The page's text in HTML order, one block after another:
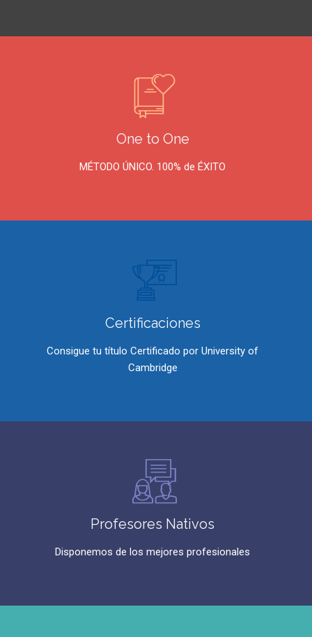
One to One
MÉTODO ÚNICO. 100% de ÉXITO
Certificaciones
Consigue tu título Certificado por University of
Cambridge
Profesores Nativos
Disponemos de los mejores profesionales